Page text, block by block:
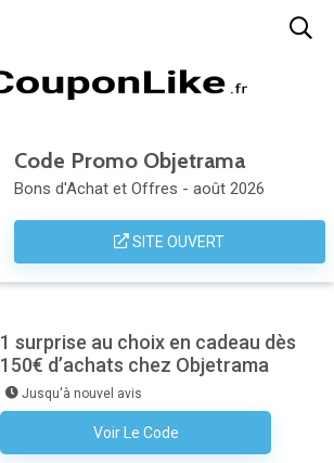
Code Promo Objetrama
Bons d'Achat et Offres - août 2026
SITE OUVERT
1 surprise au choix en cadeau dès
150€ d’achats chez Objetrama
Jusqu'à nouvel avis
Voir Le Code
Aucun Code N'est Nécessaire